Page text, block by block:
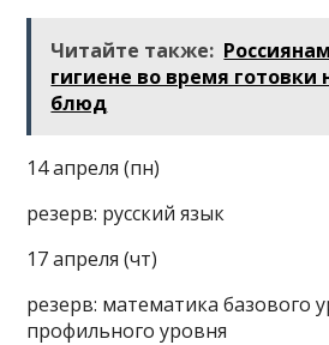
Читайте также:
гигиене во время готовки
блюд
14 апреля (пн)
резерв: русский язык
17 апреля (чт)
резерв: математика базового
профильного уровня